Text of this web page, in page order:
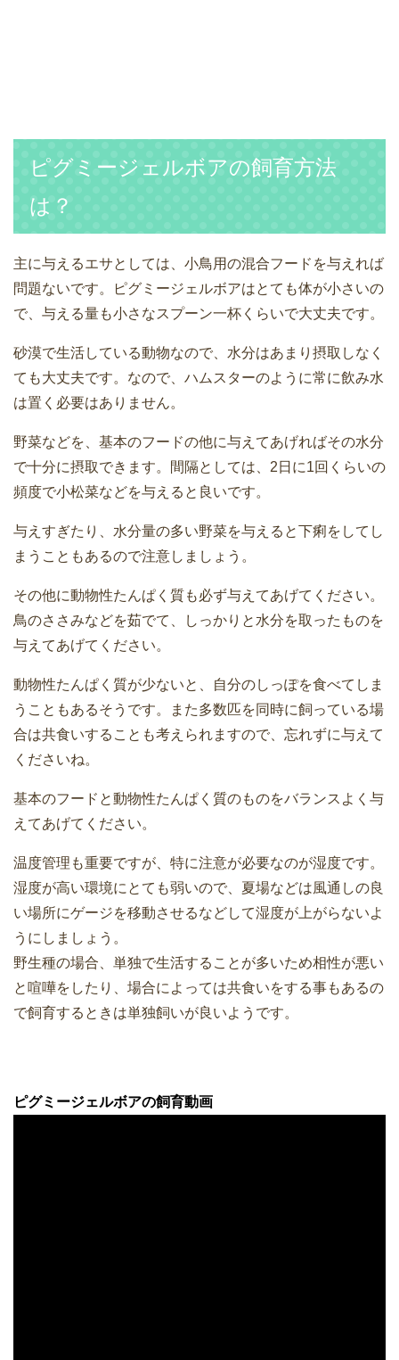
ピグミージェルボアの飼育方法
は？
主に与えるエサとしては、小鳥用の混合フードを与えれば
問題ないです。ピグミージェルボアはとても体が小さいの
で、与える量も小さなスプーン一杯くらいで大丈夫です。
砂漠で生活している動物なので、水分はあまり摂取しなく
ても大丈夫です。なので、ハムスターのように常に飲み水
は置く必要はありません。
野菜などを、基本のフードの他に与えてあげればその水分
で十分に摂取できます。間隔としては、2日に1回くらいの
頻度で小松菜などを与えると良いです。
与えすぎたり、水分量の多い野菜を与えると下痢をしてし
まうこともあるので注意しましょう。
その他に動物性たんぱく質も必ず与えてあげてください。
鳥のささみなどを茹でて、しっかりと水分を取ったものを
与えてあげてください。
動物性たんぱく質が少ないと、自分のしっぽを食べてしま
うこともあるそうです。また多数匹を同時に飼っている場
合は共食いすることも考えられますので、忘れずに与えて
くださいね。
基本のフードと動物性たんぱく質のものをバランスよく与
えてあげてください。
温度管理も重要ですが、特に注意が必要なのが湿度です。
湿度が高い環境にとても弱いので、夏場などは風通しの良
い場所にゲージを移動させるなどして湿度が上がらないよ
うにしましょう。
野生種の場合、単独で生活することが多いため相性が悪い
と喧嘩をしたり、場合によっては共食いをする事もあるの
で飼育するときは単独飼いが良いようです。
ピグミージェルボアの飼育動画